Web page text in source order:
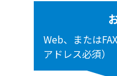
Web、または
アドレス必須）